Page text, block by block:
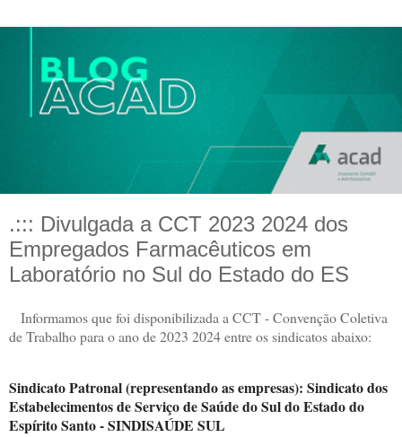
.::: Divulgada a CCT 2023 2024 dos
Empregados Farmacêuticos em
Laboratório no Sul do Estado do ES
Informamos que foi disponibilizada a CCT - Convenção Coletiva
de Trabalho para o ano de 2023 2024 entre os sindicatos abaixo:
Sindicato Patronal (representando as empresas): Sindicato dos
Estabelecimentos de Serviço de Saúde do Sul do Estado do
Espírito Santo - SINDISAÚDE SUL